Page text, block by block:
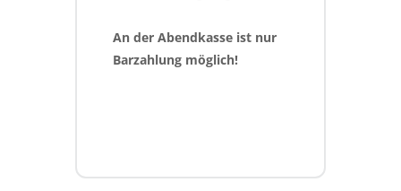
An der Abendkasse ist nur
Barzahlung möglich!